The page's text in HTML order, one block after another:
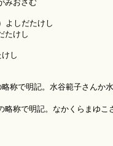
みおさむ
よしだたけし
たけし
し
称で明記。水谷範子さんか
略称で明記。なかくらまゆこ